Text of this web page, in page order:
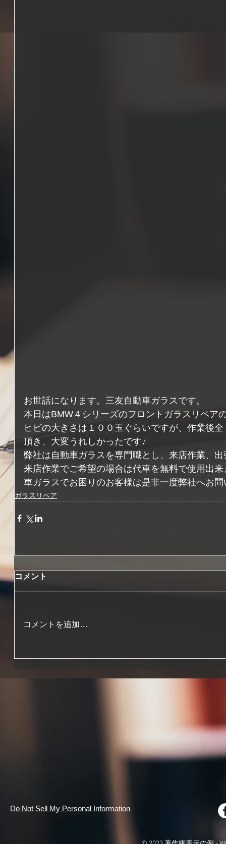
お世話になります。三友自動車ガラスです。
本日はBMW４シリーズのフロントガラスリペア
ヒビの大きさは１００玉ぐらいですが、作業後
頂き、大変うれしかったです♪
弊社は自動車ガラスを専門職とし、来店作業、
来店作業でご希望の場合は代車を無料で使用出
車ガラスでお困りのお客様は是非一度弊社へお
ガラスリペア
コメント
コメントを追加…
Do Not Sell My Personal Information